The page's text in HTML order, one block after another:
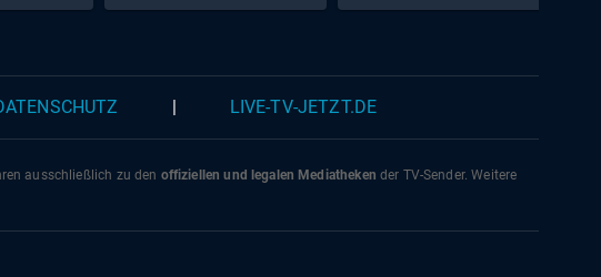
Grossen Sankt Bernhard
LIVE-TV-JETZT.DE
ausschließlich zu den offiziellen und legalen Mediatheken der TV-Sender. Weitere